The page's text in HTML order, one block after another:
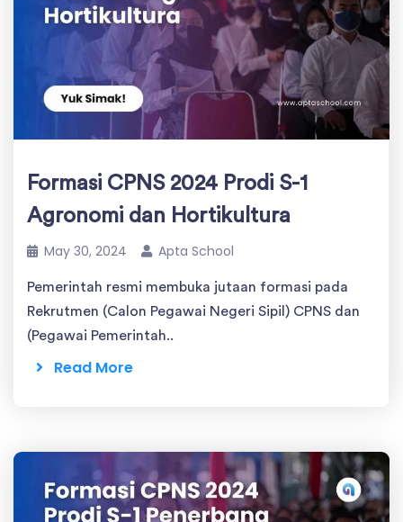
Formasi CPNS 2024 Prodi S-1
Agronomi dan Hortikultura
May 30, 2024 Apta School
Pemerintah resmi membuka jutaan formasi pada
Rekrutmen (Calon Pegawai Negeri Sipil) CPNS dan
(Pegawai Pemerintah..
Read More